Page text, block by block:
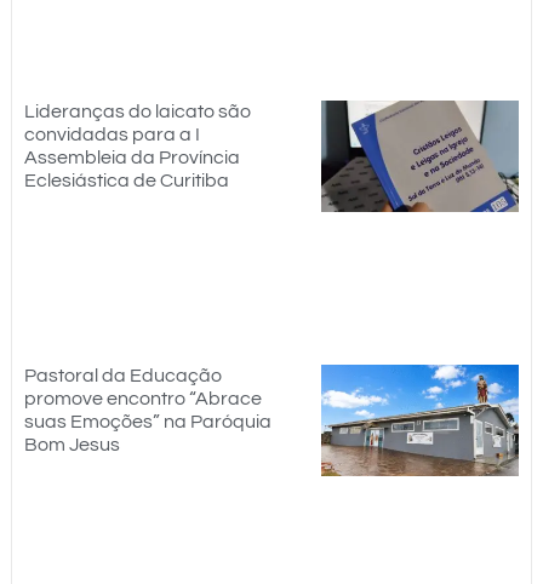
Lideranças do laicato são
convidadas para a I
Assembleia da Província
Eclesiástica de Curitiba
Pastoral da Educação
promove encontro “Abrace
suas Emoções” na Paróquia
Bom Jesus